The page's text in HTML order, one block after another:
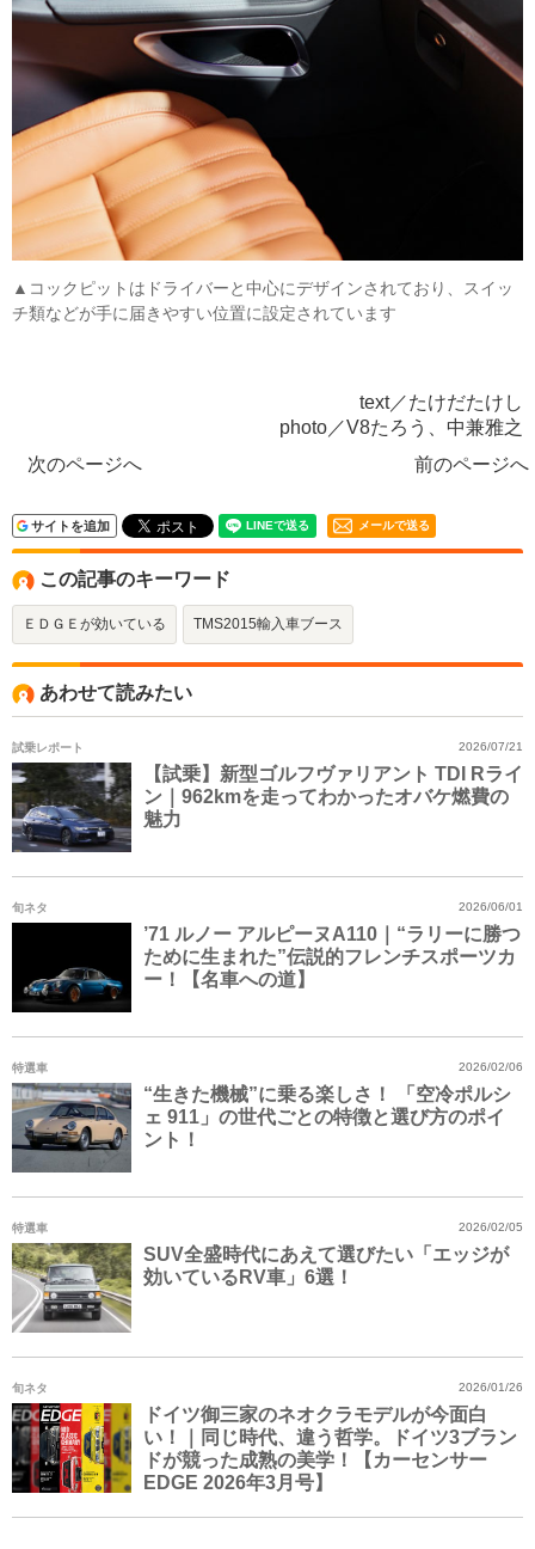
▲コックピットはドライバーと中心にデザインされており、スイッ
チ類などが手に届きやすい位置に設定されています
text／たけだたけし
photo／V8たろう、中兼雅之
次のページへ
前のページへ
サイトを追加 メールで送る
この記事のキーワード
ＥＤＧＥが効いている TMS2015輸入車ブース
あわせて読みたい
試乗レポート
【試乗】新型ゴルフヴァリアント TDI Rライ
ン｜962kmを走ってわかったオバケ燃費の
魅力
2026/07/21
旬ネタ
’71 ルノー アルピーヌA110｜“ラリーに勝つ
ために生まれた”伝説的フレンチスポーツカ
ー！【名車への道】
2026/06/01
特選車
“生きた機械”に乗る楽しさ！ 「空冷ポルシ
ェ 911」の世代ごとの特徴と選び方のポイ
ント！
2026/02/06
特選車
SUV全盛時代にあえて選びたい「エッジが
効いているRV車」6選！
2026/02/05
旬ネタ
ドイツ御三家のネオクラモデルが今面白
い！｜同じ時代、違う哲学。ドイツ3ブラン
ドが競った成熟の美学！【カーセンサー
EDGE 2026年3月号】
2026/01/26